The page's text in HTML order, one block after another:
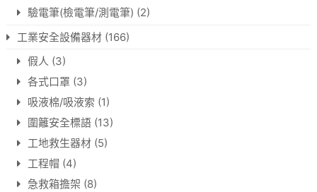
驗電筆(檢電筆/測電筆) (2)
工業安全設備器材 (166)
假人 (3)
各式口罩 (3)
吸液棉/吸液索 (1)
圍籬安全標語 (13)
工地救生器材 (5)
工程帽 (4)
急救箱擔架 (8)